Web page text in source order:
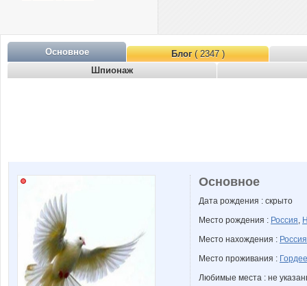
Основное Блог( 2347 )
Шпионаж
Основное
Дата рождения : скрыто
Место рождения : Россия,
Место нахождения : Россия
Место проживания :
Любимые места : не